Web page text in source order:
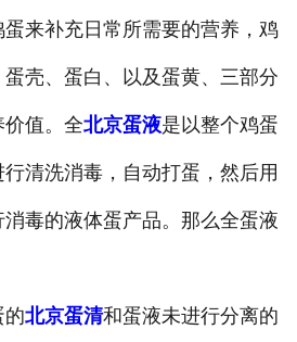
来补充日常所需要的营养，鸡
壳、蛋白、以及蛋黄、三部分
值。全北京蛋液是以整个鸡蛋
清洗消毒，自动打蛋，然后用
毒的液体蛋产品。那么全蛋液
北京蛋清和蛋液未进行分离的